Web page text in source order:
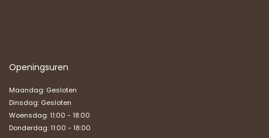
Openingsuren
Maandag: Gesloten
Dinsdag: Gesloten
Woensdag: 11:00 - 18:00
Donderdag: 11:00 - 18:00